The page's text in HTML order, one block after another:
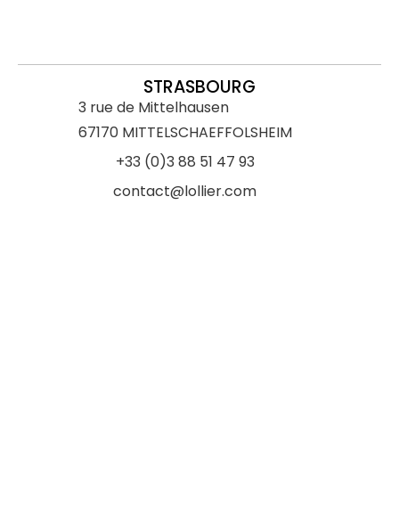
STRASBOURG
3 rue de Mittelhausen
67170 MITTELSCHAEFFOLSHEIM
+33 (0)3 88 51 47 93
contact@lollier.com